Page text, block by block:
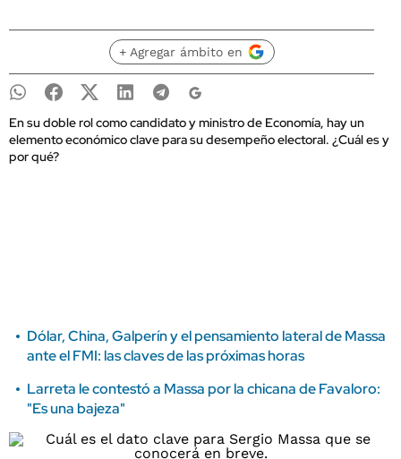
+ Agregar ámbito en
En su doble rol como candidato y ministro de Economía, hay un
elemento económico clave para su desempeño electoral. ¿Cuál es y
por qué?
Dólar, China, Galperín y el pensamiento lateral de Massa
ante el FMI: las claves de las próximas horas
Larreta le contestó a Massa por la chicana de Favaloro:
"Es una bajeza"